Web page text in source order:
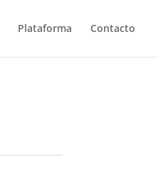
Plataforma Contacto